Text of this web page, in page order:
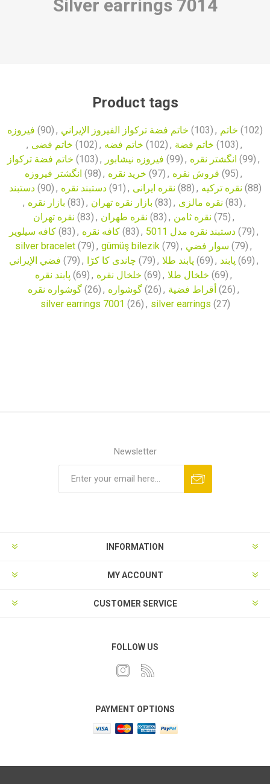
Silver earrings 7014
Product tags
فیروزه (90) , خاتم فضة تركواز الفيروز الإيراني (103) , خاتم (102)
, خاتم فضی (102) , خاتم فضه (102) , خاتم فضة (103) ,
خاتم فضة تركواز (103) , فیروزه نیشابور (99) , انگشتر نقره (99) ,
انگشتر فیروزه (98) , خرید نقره (97) , قروش نقره (95) ,
دستبند (90) , دستبند نقره (91) , نقره ایرانی (88) , نقره ترکیه (88)
, بازار نقره (83) , بازار نقره تهران (83) , نقره مالزی (83) ,
نقره تهران (83) , نقره طهران (83) , نقره ثامن (75) ,
کافه سیلویر (83) , کافه نقره (83) , دستبند نقره مدل 5011 (79) ,
silver bracelet (79) , gümüş bilezik (79) , سوار فضي (79) ,
فضي الإيراني (79) , چاندی کا کڑا (79) , پابند طلا (69) , پابند (69) ,
پابند نقره (69) , خلخال نقره (69) , خلخال طلا (69) ,
گوشواره نقره (26) , گوشواره (26) , أقراط فضية (26) ,
silver earrings 7001 (26) , silver earrings (27)
Newsletter
INFORMATION
MY ACCOUNT
CUSTOMER SERVICE
FOLLOW US
PAYMENT OPTIONS